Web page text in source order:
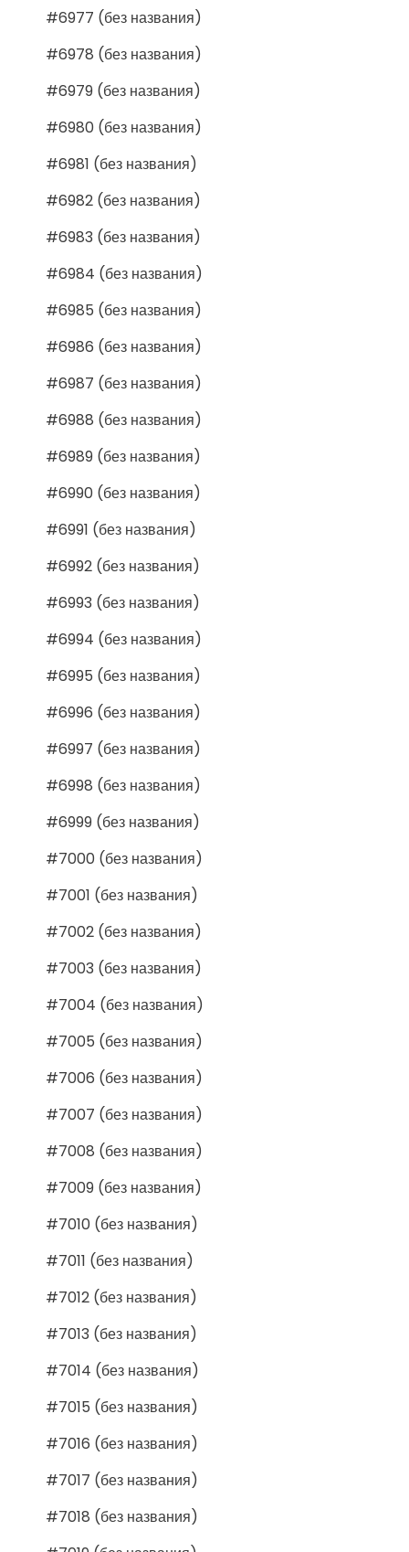
#6977 (без названия)
#6978 (без названия)
#6979 (без названия)
#6980 (без названия)
#6981 (без названия)
#6982 (без названия)
#6983 (без названия)
#6984 (без названия)
#6985 (без названия)
#6986 (без названия)
#6987 (без названия)
#6988 (без названия)
#6989 (без названия)
#6990 (без названия)
#6991 (без названия)
#6992 (без названия)
#6993 (без названия)
#6994 (без названия)
#6995 (без названия)
#6996 (без названия)
#6997 (без названия)
#6998 (без названия)
#6999 (без названия)
#7000 (без названия)
#7001 (без названия)
#7002 (без названия)
#7003 (без названия)
#7004 (без названия)
#7005 (без названия)
#7006 (без названия)
#7007 (без названия)
#7008 (без названия)
#7009 (без названия)
#7010 (без названия)
#7011 (без названия)
#7012 (без названия)
#7013 (без названия)
#7014 (без названия)
#7015 (без названия)
#7016 (без названия)
#7017 (без названия)
#7018 (без названия)